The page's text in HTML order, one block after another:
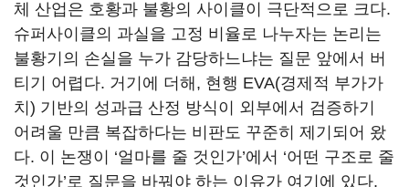
체 산업은 호황과 불황의 사이클이 극단적으로 크다.
슈퍼사이클의 과실을 고정 비율로 나누자는 논리는
불황기의 손실을 누가 감당하느냐는 질문 앞에서 버
티기 어렵다. 거기에 더해, 현행 EVA(경제적 부가가
치) 기반의 성과급 산정 방식이 외부에서 검증하기
어려울 만큼 복잡하다는 비판도 꾸준히 제기되어 왔
다. 이 논쟁이 ‘얼마를 줄 것인가’에서 ‘어떤 구조로 줄
것인가’로 질문을 바꿔야 하는 이유가 여기에 있다.